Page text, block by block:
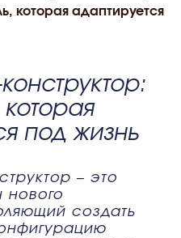
которая адаптируется
под жизнь
– это
нового
создать